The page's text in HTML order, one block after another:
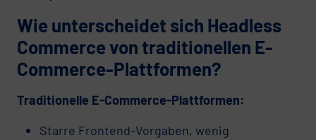
Wie unterscheidet sich Headless
Commerce von traditionellen E-
Commerce-Plattformen?
Traditionelle E-Commerce-Plattformen:
Starre Frontend-Vorgaben, wenig